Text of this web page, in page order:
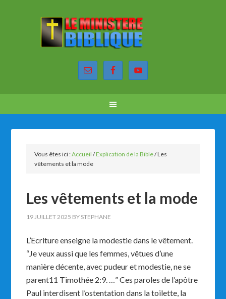
Vous êtes ici :Accueil /Explication de la Bible/Les
vêtements et la mode
Les vêtements et la mode
19 JUILLET 2025 BY STEPHANE
L’Ecriture enseigne la modestie dans le vêtement.
“Je veux aussi que les femmes, vêtues d’une
manière décente, avec pudeur et modestie, ne se
parent11 Timothée 2:9. …” Ces paroles de l’apôtre
Paul interdisent l’ostentation dans la toilette, la